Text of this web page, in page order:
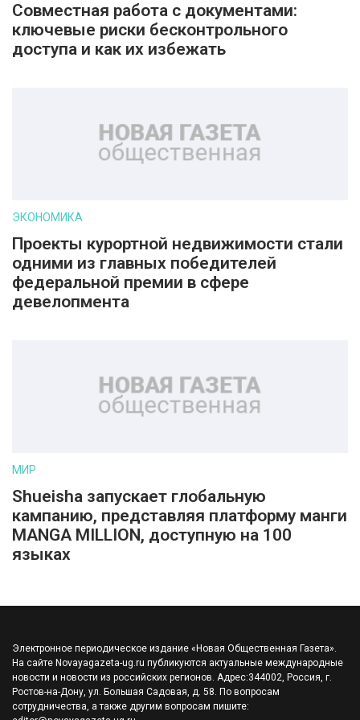
Совместная работа с документами:
ключевые риски бесконтрольного
доступа и как их избежать
ЭКОНОМИКА
Проекты курортной недвижимости стали
одними из главных победителей
федеральной премии в сфере
девелопмента
МИР
Shueisha запускает глобальную
кампанию, представляя платформу манги
MANGA MILLION, доступную на 100
языках
Электронное периодическое издание «Новая Общественная Газета».
На сайте Novayagazeta-ug.ru публикуются актуальные международные
новости и новости из российских регионов. Адрес:344002, Россия, г.
Ростов-на-Дону, ул. Большая Садовая, д. 58. По вопросам
сотрудничества, а также другим вопросам пишите: